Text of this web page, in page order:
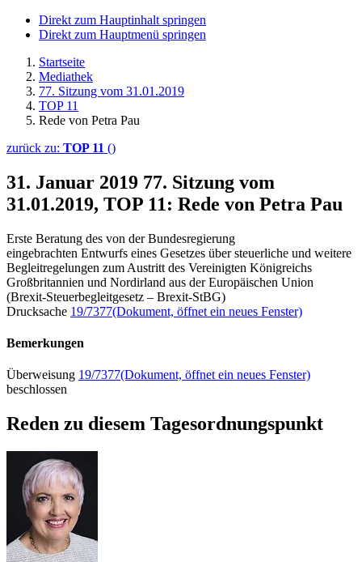
Direkt zum Hauptinhalt springen
Direkt zum Hauptmenü springen
Startseite
Mediathek
77. Sitzung vom 31.01.2019
TOP 11
Rede von Petra Pau
zurück zu: TOP 11 ()
31. Januar 2019 77. Sitzung vom
31.01.2019, TOP 11: Rede von Petra Pau
Erste Beratung des von der Bundesregierung
eingebrachten Entwurfs eines Gesetzes über steuerliche und weitere
Begleitregelungen zum Austritt des Vereinigten Königreichs
Großbritannien und Nordirland aus der Europäischen Union
(Brexit-Steuerbegleitgesetz – Brexit-StBG)
Drucksache 19/7377(Dokument, öffnet ein neues Fenster)
Bemerkungen
Überweisung 19/7377(Dokument, öffnet ein neues Fenster)
beschlossen
Reden zu diesem Tagesordnungspunkt